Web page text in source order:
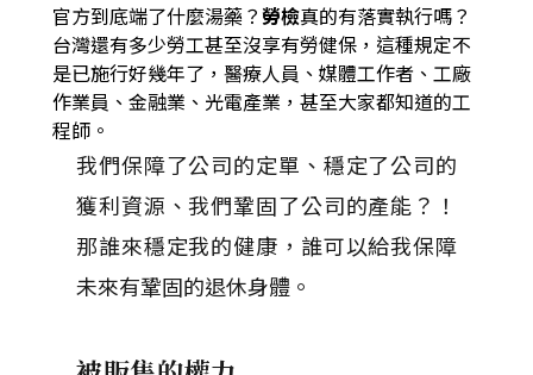
官方到底端了什麼湯藥？勞檢真的有落實執行嗎？
台灣還有多少勞工甚至沒享有勞健保，這種規定不
是已施行好幾年了，醫療人員、媒體工作者、工廠
作業員、金融業、光電產業，甚至大家都知道的工
程師。
我們保障了公司的定單、穩定了公司的
獲利資源、我們鞏固了公司的產能？！
那誰來穩定我的健康，誰可以給我保障
未來有鞏固的退休身體。